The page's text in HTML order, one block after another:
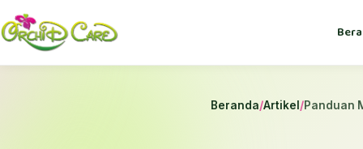
Beranda/Artikel /Panduan